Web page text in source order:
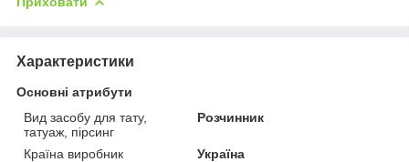
Характеристики
Основні атрибути
Вид засобу для тату,
татуаж, пірсинг
Розчинник
Країна виробник
Україна